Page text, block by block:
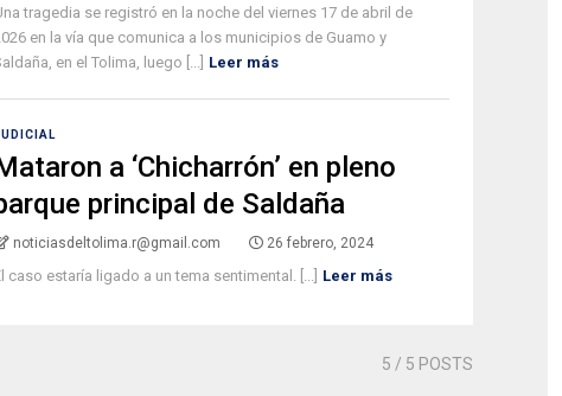
tragedia se registró en la noche del viernes 17 de abril de
en la vía que comunica a los municipios de Guamo y
en el Tolima, luego [...] Leer más
a ‘Chicharrón’ en pleno
principal de Saldaña
noticiasdeltolima.r@gmail.com 26 febrero, 2024
caso estaría ligado a un tema sentimental. [...] Leer más
5 / 5 POSTS